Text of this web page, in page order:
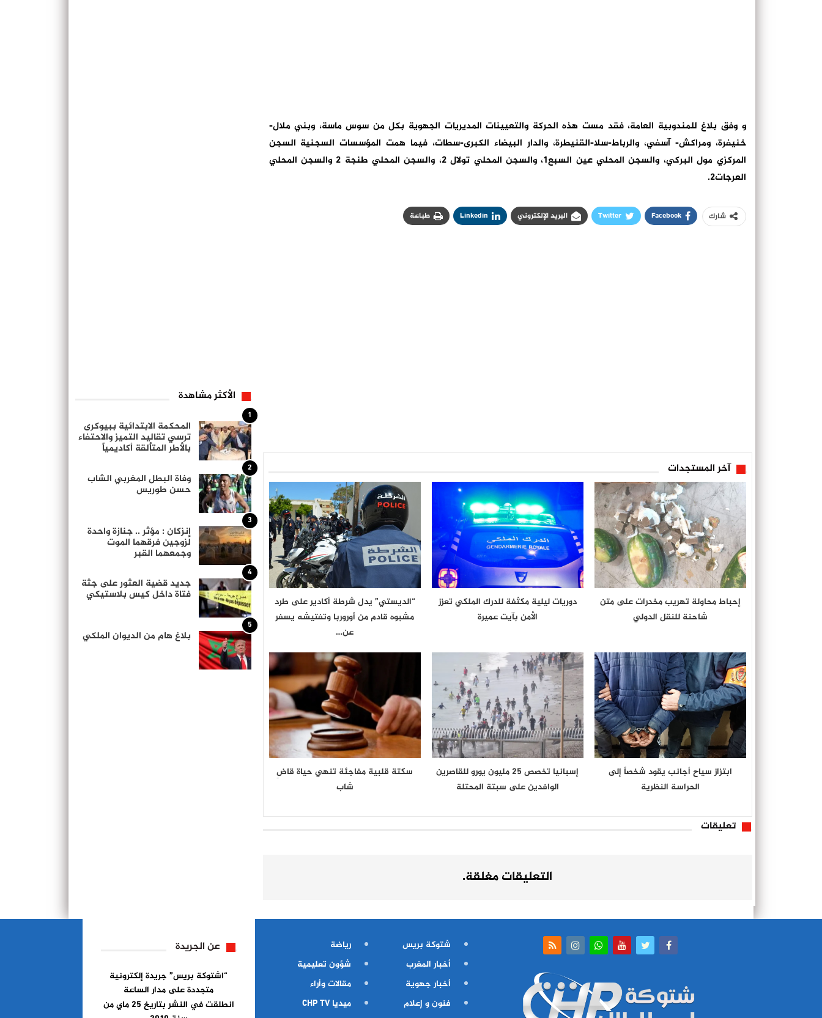
و وفق بلاغ للمندوبية العامة، فقد مست هذه الحركة والتعيينات المديريات الجهوية بكل من سوس ماسة، وبني ملال-
خنيفرة، ومراكش- آسفي، والرباط-سلا-القنيطرة، والدار البيضاء الكبرى-سطات، فيما همت المؤسسات السجنية السجن
المركزي مول البركي، والسجن المحلي عين السبع1، والسجن المحلي تولال 2، والسجن المحلي طنجة 2 والسجن المحلي
العرجات2.
شارك Facebook
Twitter البريد الإلكتروني Linkedin طباعة
آخر المستجدات
إحباط محاولة تهريب مخدرات على متن
شاحنة للنقل الدولي
دوريات ليلية مكثفة للدرك الملكي تعزز
الأمن بآيت عميرة
“الديستي” يدل شرطة أكادير على طرد
مشبوه قادم من أوروربا وتفتيشه يسفر
عن…
ابتزاز سياح أجانب يقود شخصاً إلى
الحراسة النظرية
إسبانيا تخصص 25 مليون يورو للقاصرين
الوافدين على سبتة المحتلة
سكتة قلبية مفاجئة تنهي حياة قاضِ
شاب
تعليقات
التعليقات مغلقة.
الأكثر مشاهدة
1
المحكمة الابتدائية ببيوكرى
ترسي تقاليد التميز والاحتفاء
بالأطر المتألقة أكاديمياً
2
وفاة البطل المغربي الشاب
حسن طوريس
3
إنزكان : مؤثر .. جنازة واحدة
لزوجين فرقهما الموت
وجمعهما القبر
4
جديد قضية العثور على جثة
فتاة داخل كيس بلاستيكي
5
بلاغ هام من الديوان الملكي
شتوكة بريس
أخبار المغرب
أخبار جهوية
فنون و إعلام
رياضة
شؤون تعليمية
مقالات وأراء
ميديا CHP TV
عن الجريدة
“اشتوكة بريس” جريدة إلكترونية
متجددة على مدار الساعة
انطلقت في النشر بتاريخ 25 ماي من